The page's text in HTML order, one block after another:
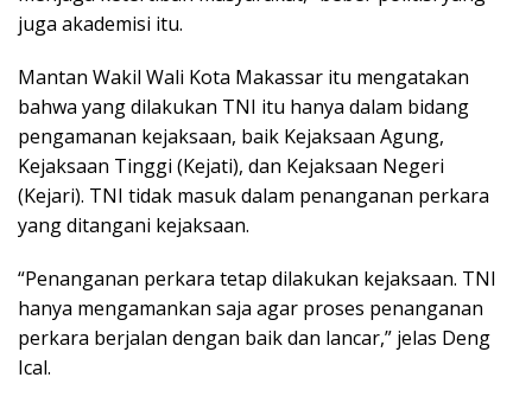
juga akademisi itu.
Mantan Wakil Wali Kota Makassar itu mengatakan
bahwa yang dilakukan TNI itu hanya dalam bidang
pengamanan kejaksaan, baik Kejaksaan Agung,
Kejaksaan Tinggi (Kejati), dan Kejaksaan Negeri
(Kejari). TNI tidak masuk dalam penanganan perkara
yang ditangani kejaksaan.
“Penanganan perkara tetap dilakukan kejaksaan. TNI
hanya mengamankan saja agar proses penanganan
perkara berjalan dengan baik dan lancar,” jelas Deng
Ical.